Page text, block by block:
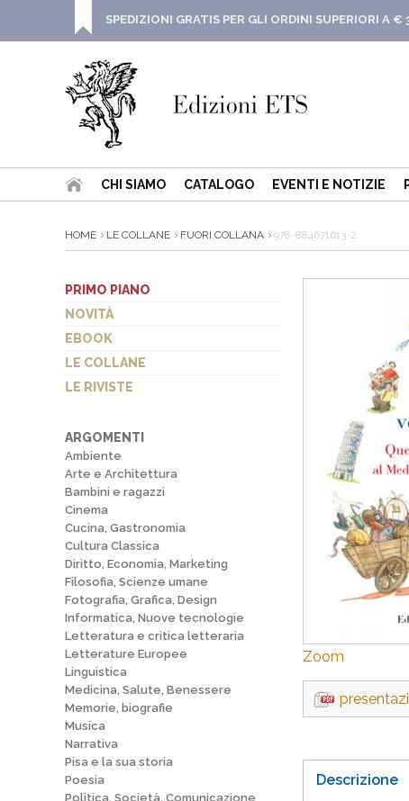
SPEDIZIONI GRATIS PER GLI ORDINI SUPERIORI A €
CHI SIAMO CATALOGO EVENTI E NOTIZIE
HOME LE COLLANE FUORI COLLANA 978-884671613-2
PRIMO PIANO
NOVITÀ
EBOOK
LE COLLANE
LE RIVISTE
ARGOMENTI
Ambiente
Arte e Architettura
Bambini e ragazzi
Cinema
Cucina, Gastronomia
Cultura Classica
Diritto, Economia, Marketing
Filosofia, Scienze umane
Fotografia, Grafica, Design
Informatica, Nuove tecnologie
Letteratura e critica letteraria
Letterature Europee
Linguistica
Medicina, Salute, Benessere
Memorie, biografie
Musica
Narrativa
Pisa e la sua storia
Poesia
Politica, Società, Comunicazione
Zoom
Descrizione